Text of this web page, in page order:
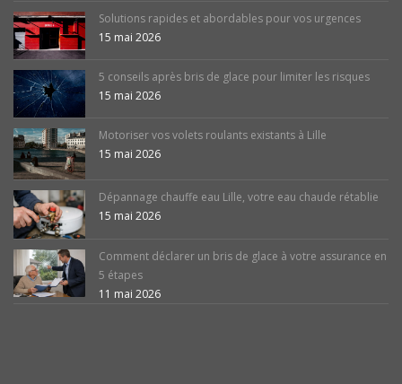
Solutions rapides et abordables pour vos urgences
15 mai 2026
5 conseils après bris de glace pour limiter les risques
15 mai 2026
Motoriser vos volets roulants existants à Lille
15 mai 2026
Dépannage chauffe eau Lille, votre eau chaude rétablie
15 mai 2026
Comment déclarer un bris de glace à votre assurance en
5 étapes
11 mai 2026